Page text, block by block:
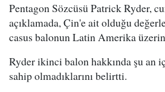
Pentagon Sözcüsü Patrick Ryder,
açıklamada, Çin'e ait olduğu
casus balonun Latin Amerika
Ryder ikinci balon hakkında şu an
sahip olmadıklarını belirtti.